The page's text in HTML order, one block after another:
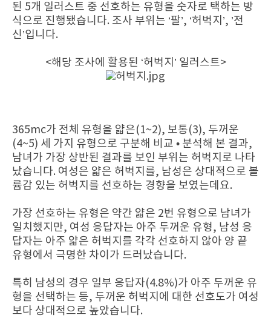
된 5개 일러스트 중 선호하는 유형을 숫자로 택하는 방
식으로 진행됐습니다. 조사 부위는 ‘팔’, ‘허벅지’, ’전
신’입니다.
<해당 조사에 활용된 ‘허벅지’ 일러스트>
365mc가 전체 유형을 얇은(1~2), 보통(3), 두꺼운
(4~5) 세 가지 유형으로 구분해 비교 • 분석해 본 결과,
남녀가 가장 상반된 결과를 보인 부위는 허벅지로 나타
났습니다. 여성은 얇은 허벅지를, 남성은 상대적으로 볼
륨감 있는 허벅지를 선호하는 경향을 보였는데요.
가장 선호하는 유형은 약간 얇은 2번 유형으로 남녀가
일치했지만, 여성 응답자는 아주 두꺼운 유형, 남성 응
답자는 아주 얇은 허벅지를 각각 선호하지 않아 양 끝
유형에서 극명한 차이가 드러났습니다.
특히 남성의 경우 일부 응답자(4.8%)가 아주 두꺼운 유
형을 선택하는 등, 두꺼운 허벅지에 대한 선호도가 여성
보다 상대적으로 높았습니다.